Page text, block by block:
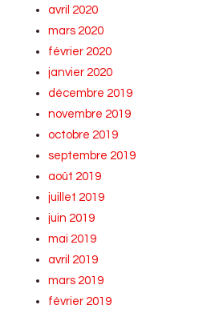
avril 2020
mars 2020
février 2020
janvier 2020
décembre 2019
novembre 2019
octobre 2019
septembre 2019
août 2019
juillet 2019
juin 2019
mai 2019
avril 2019
mars 2019
février 2019